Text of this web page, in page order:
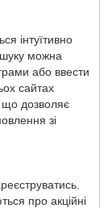
інтуїтивно
можна
або ввести
сайтах
що дозволяє
зі
про акційні